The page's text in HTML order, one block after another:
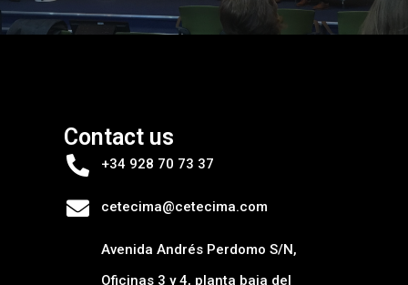
Contact us
+34 928 70 73 37
cetecima@cetecima.com
Avenida Andrés Perdomo S/N,
Oficinas 3 y 4, planta baja del